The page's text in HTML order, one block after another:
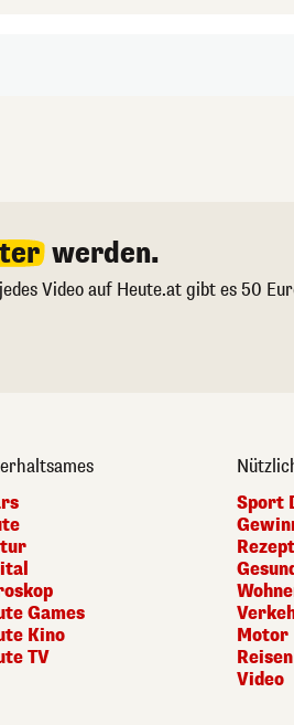
werden.
Video auf Heute.at gibt es 50
Games
Kino
TV
Sport
Motor
Reisen
Video